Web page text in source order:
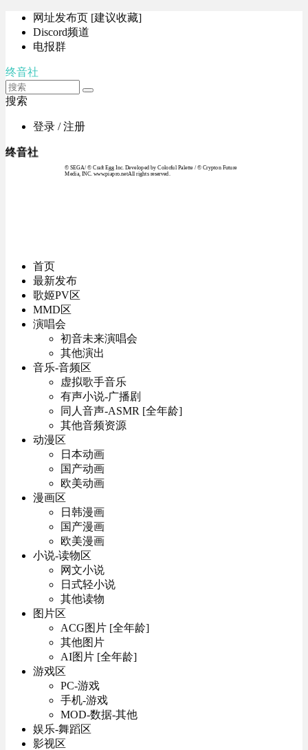
网址发布页 [建议收藏]
Discord频道
电报群
终音社
搜索
登录 / 注册
终音社
© SEGA / © Craft Egg Inc. Developed by Colorful Palette / © Crypton Future
Media, INC. www.piapro.netAll rights reserved.
首页
最新发布
歌姬PV区
MMD区
演唱会
初音未来演唱会
其他演出
音乐-音频区
虚拟歌手音乐
有声小说-广播剧
同人音声-ASMR [全年龄]
其他音频资源
动漫区
日本动画
国产动画
欧美动画
漫画区
日韩漫画
国产漫画
欧美漫画
小说-读物区
网文小说
日式轻小说
其他读物
图片区
ACG图片 [全年龄]
其他图片
AI图片 [全年龄]
游戏区
PC-游戏
手机-游戏
MOD-数据-其他
娱乐-舞蹈区
影视区